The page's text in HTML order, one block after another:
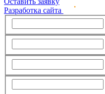
Разработка сайта